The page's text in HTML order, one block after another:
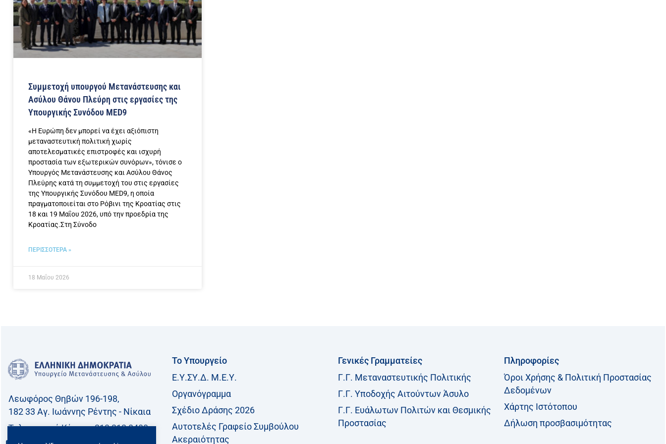
Συμμετοχή υπουργού Μετανάστευσης και
Ασύλου Θάνου Πλεύρη στις εργασίες της
Υπουργικής Συνόδου MED9
«Η Ευρώπη δεν μπορεί να έχει αξιόπιστη
μεταναστευτική πολιτική χωρίς
αποτελεσματικές επιστροφές και ισχυρή
προστασία των εξωτερικών συνόρων», τόνισε ο
Υπουργός Μετανάστευσης και Ασύλου Θάνος
Πλεύρης κατά τη συμμετοχή του στις εργασίες
της Υπουργικής Συνόδου MED9, η οποία
πραγματοποιείται στο Ρόβινι της Κροατίας στις
18 και 19 Μαΐου 2026, υπό την προεδρία της
Κροατίας.Στη Σύνοδο
ΠΕΡΙΣΣΟΤΕΡΑ »
18 Μαΐου 2026
Λεωφόρος Θηβών 196-198,
182 33 Aγ. Ιωάννης Ρέντης - Νίκαια
Τηλεφωνικό Kέντρο: 213 212 8400
Το Υπουργείο
Ε.Υ.ΣΥ.Δ. Μ.Ε.Υ.
Οργανόγραμμα
Σχέδιο Δράσης 2026
Αυτοτελές Γραφείο Συμβούλου
Ακεραιότητας
Γενικές Γραμματείες
Γ.Γ. Μεταναστευτικής Πολιτικής
Γ.Γ. Υποδοχής Αιτούντων Άσυλο
Γ.Γ. Ευάλωτων Πολιτών και Θεσμικής
Προστασίας
Πληροφορίες
Όροι Χρήσης & Πολιτική Προστασίας
Δεδομένων
Χάρτης Ιστότοπου
Δήλωση προσβασιμότητας